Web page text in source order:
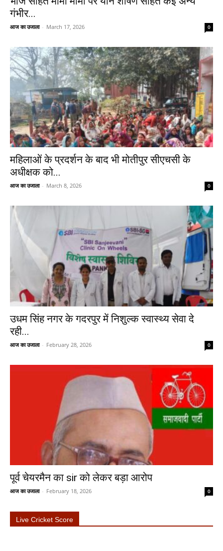
गंभीर...
आज का उजाला - March 17, 2026 0
महिलाओं के प्रदर्शन के बाद भी मोतीपुर सीएचसी के
अधीक्षक को...
आज का उजाला - March 8, 2026 0
उधम सिंह नगर के गदरपुर में निशुल्क स्वास्थ्य सेवा दे
रही...
आज का उजाला - February 28, 2026 0
पूर्व चेयरमैन का sir को लेकर बड़ा आरोप
आज का उजाला - February 18, 2026 0
Live Cricket Score